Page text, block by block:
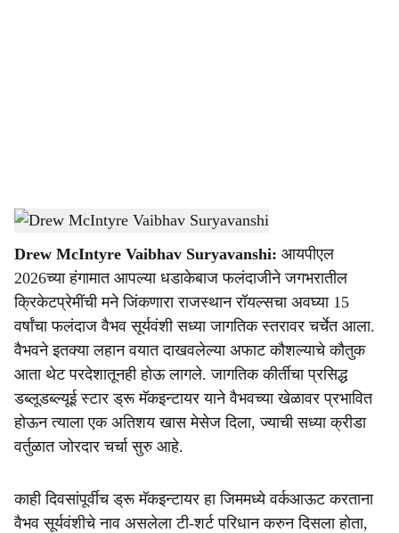
a
r
e
Drew McIntyre Vaibhav Suryavanshi-Dainik Gomantak
Drew McIntyre Vaibhav Suryavanshi: आयपीएल
2026च्या हंगामात आपल्या धडाकेबाज फलंदाजीने जगभरातील
क्रिकेटप्रेमींची मने जिंकणारा राजस्थान रॉयल्सचा अवघ्या 15
वर्षांचा फलंदाज वैभव सूर्यवंशी सध्या जागतिक स्तरावर चर्चेत आला.
वैभवने इतक्या लहान वयात दाखवलेल्या अफाट कौशल्याचे कौतुक
आता थेट परदेशातूनही होऊ लागले. जागतिक कीर्तीचा प्रसिद्ध
डब्लूडब्ल्यूई स्टार ड्रू मॅकइन्टायर याने वैभवच्या खेळावर प्रभावित
होऊन त्याला एक अतिशय खास मेसेज दिला, ज्याची सध्या क्रीडा
वर्तुळात जोरदार चर्चा सुरु आहे.
काही दिवसांपूर्वीच ड्रू मॅकइन्टायर हा जिममध्ये वर्कआऊट करताना
वैभव सूर्यवंशीचे नाव असलेला टी-शर्ट परिधान करुन दिसला होता,